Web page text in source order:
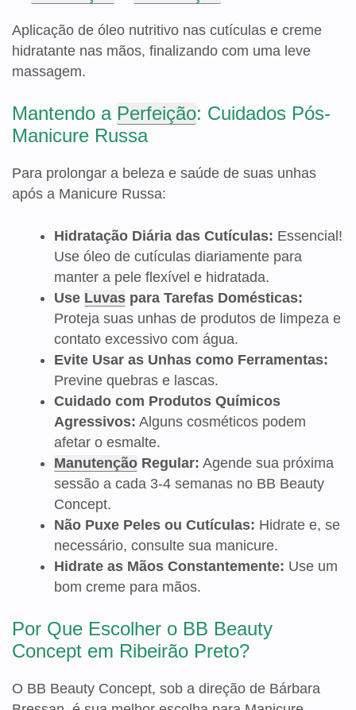
Aplicação de óleo nutritivo nas cutículas e creme
hidratante nas mãos, finalizando com uma leve
massagem.
Mantendo a Perfeição: Cuidados Pós-
Manicure Russa
Para prolongar a beleza e saúde de suas unhas
após a Manicure Russa:
Hidratação Diária das Cutículas: Essencial!
Use óleo de cutículas diariamente para
manter a pele flexível e hidratada.
Use Luvaspara Tarefas Domésticas:
Proteja suas unhas de produtos de limpeza e
contato excessivo com água.
Evite Usar as Unhas como Ferramentas:
Previne quebras e lascas.
Cuidado com Produtos Químicos
Agressivos: Alguns cosméticos podem
afetar o esmalte.
ManutençãoRegular: Agende sua próxima
sessão a cada 3-4 semanas no BB Beauty
Concept.
Não Puxe Peles ou Cutículas: Hidrate e, se
necessário, consulte sua manicure.
Hidrate as Mãos Constantemente: Use um
bom creme para mãos.
Por Que Escolher o BB Beauty
Concept em Ribeirão Preto?
O BB Beauty Concept, sob a direção de Bárbara